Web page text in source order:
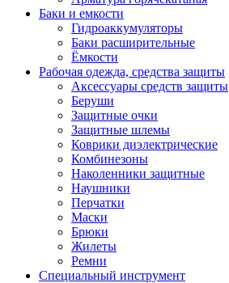
Баки и емкости
Гидроаккумуляторы
Баки расширительные
Ёмкости
Рабочая одежда, средства защиты
Аксессуары средств защиты
Беруши
Защитные очки
Защитные шлемы
Коврики диэлектрические
Комбинезоны
Наколенники защитные
Наушники
Перчатки
Маски
Брюки
Жилеты
Ремни
Специальный инструмент